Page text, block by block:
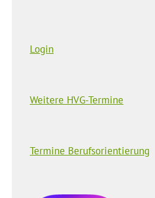
Login
Weitere HVG-Termine
Termine Berufsorientierung